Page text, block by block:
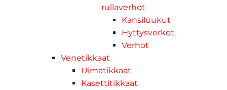
rullaverhot
Kansiluukut
Hyttysverkot
Verhot
Venetikkaat
Uimatikkaat
Kasettitikkaat